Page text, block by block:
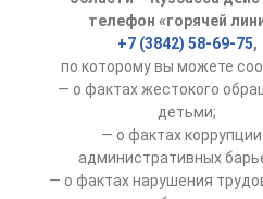
телефон «горячей
+7 (3842) 58-69-75,
по которому вы можете
— о фактах жестокого
детьми;
— о фактах коррупции
административных
— о фактах нарушения